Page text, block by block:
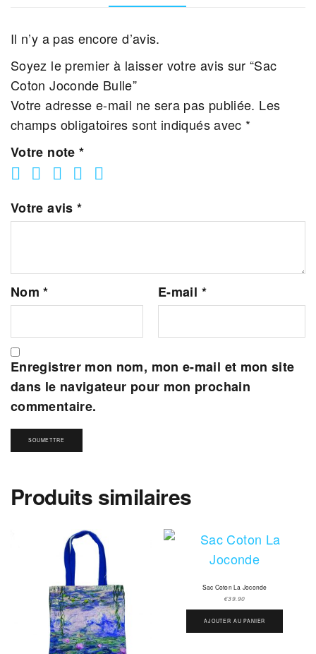
Il n’y a pas encore d’avis.
Soyez le premier à laisser votre avis sur “Sac
Coton Joconde Bulle”
Votre adresse e-mail ne sera pas publiée. Les
champs obligatoires sont indiqués avec *
Votre note *
Votre avis *
Nom* E-mail *
Enregistrer mon nom, mon e-mail et mon site
dans le navigateur pour mon prochain
commentaire.
Produits similaires
Sac Coton La Joconde
€39.90
AJOUTER AU PANIER